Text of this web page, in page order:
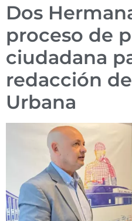
Dos
proceso de
ciudadana
redacción
Urbana